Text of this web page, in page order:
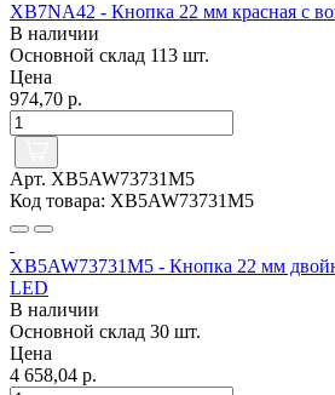
XB7NA42 - Кнопка 22 мм красная с
В наличии
Основной склад 113 шт.
Цена
974,70 р.
Арт. XB5AW73731M5
Код товара: XB5AW73731M5
XB5AW73731M5 - Кнопка 22 мм
LED
В наличии
Основной склад 30 шт.
Цена
4 658,04 р.